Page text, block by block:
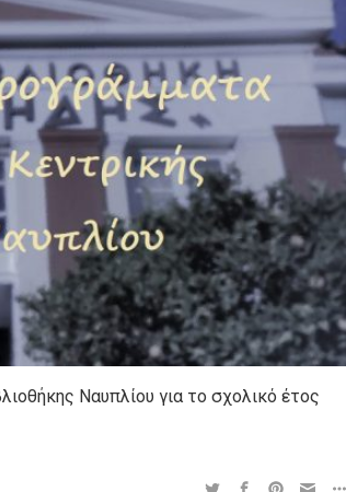
Ναυπλίου για το σχολικό έτος